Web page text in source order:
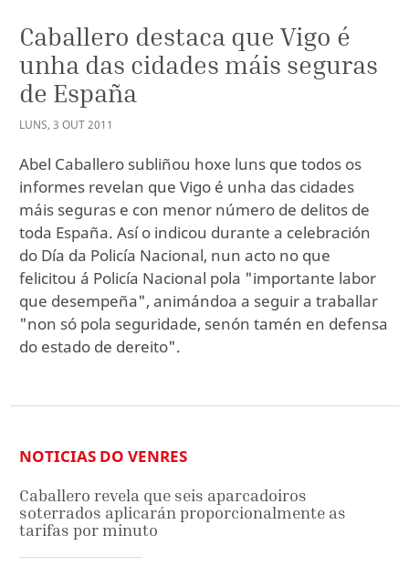
Caballero destaca que Vigo é
unha das cidades máis seguras
de España
LUNS, 3 OUT2011
Abel Caballero subliñou hoxe luns que todos os
informes revelan que Vigo é unha das cidades
máis seguras e con menor número de delitos de
toda España. Así o indicou durante a celebración
do Día da Policía Nacional, nun acto no que
felicitou á Policía Nacional pola "importante labor
que desempeña", animándoa a seguir a traballar
"non só pola seguridade, senón tamén en defensa
do estado de dereito".
NOTICIAS DO VENRES
Caballero revela que seis aparcadoiros
soterrados aplicarán proporcionalmente as
tarifas por minuto